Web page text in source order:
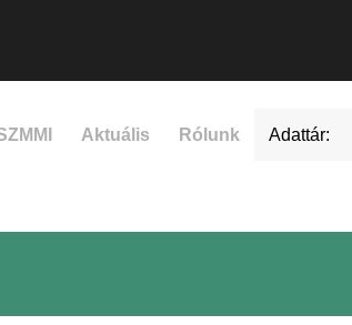
Aktuális Rólunk Adattár: